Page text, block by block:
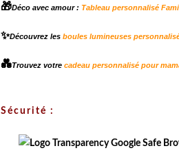
🎁Déco avec amour : Tableau personnalisé
✨Découvrez les boules lumineuses
💑Trouvez votre cadeau personnalisé pour
Sécurité :